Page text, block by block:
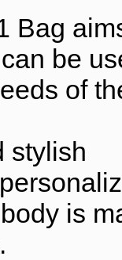
Bag
be
of
stylish
is